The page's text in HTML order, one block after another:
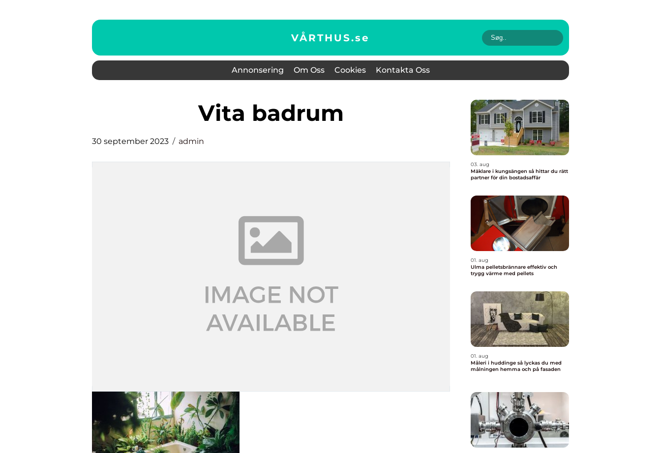
VÅRTHUS.se
Annonsering Om Oss Cookies Kontakta Oss
vita badrum
30 september 2023 admin
03. aug
Mäklare i kungsängen så hittar du rätt
partner för din bostadsaffär
01. aug
Ulma pelletsbrännare effektiv och
trygg värme med pellets
01. aug
Måleri i huddinge så lyckas du med
målningen hemma och på fasaden